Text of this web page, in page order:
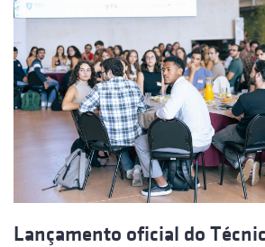
Lançamento oficial do